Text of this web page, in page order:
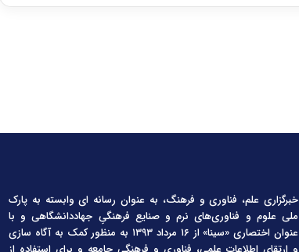
خبرگزاری علم، فناوری و فرهنگ، به عنوان رسانه ای وابسته به پارک
ملی علوم و فناوری‌های نرم و صنایع فرهنگیِ جهاددانشگاهی و با
عنوان اختصاری «سینا» از ۱۶ مرداد ۱۳۹۳ به منظور کمک به آگاه سازی